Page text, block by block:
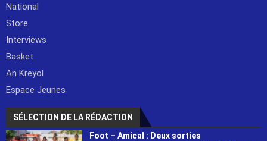
National
Store
Interviews
Basket
An Kreyol
Espace Jeunes
SÉLECTION DE LA RÉDACTION
Foot – Amical : Deux sorties